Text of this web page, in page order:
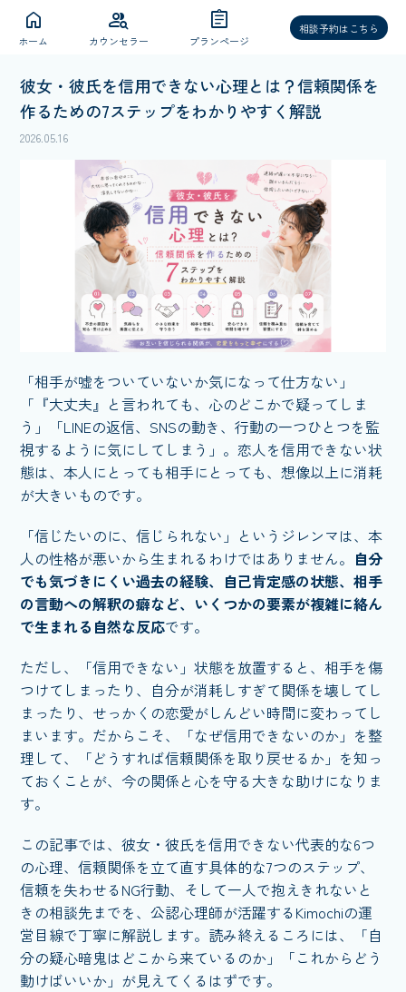
home
ホーム
group_search
カウンセラー
assignment
プランページ
相談予約はこちら
彼女・彼氏を信用できない心理とは？信頼関係を
作るための7ステップをわかりやすく解説
2026.05.16
「相手が嘘をついていないか気になって仕方ない」
「『大丈夫』と言われても、心のどこかで疑ってしま
う」「LINEの返信、SNSの動き、行動の一つひとつを監
視するように気にしてしまう」。恋人を信用できない状
態は、本人にとっても相手にとっても、想像以上に消耗
が大きいものです。
「信じたいのに、信じられない」というジレンマは、本
人の性格が悪いから生まれるわけではありません。 自分
でも気づきにくい過去の経験、自己肯定感の状態、相手
の言動への解釈の癖など、いくつかの要素が複雑に絡ん
で生まれる自然な反応です。
ただし、「信用できない」状態を放置すると、相手を傷
つけてしまったり、自分が消耗しすぎて関係を壊してし
まったり、せっかくの恋愛がしんどい時間に変わってし
まいます。だからこそ、「なぜ信用できないのか」を整
理して、「どうすれば信頼関係を取り戻せるか」を知っ
ておくことが、今の関係と心を守る大きな助けになりま
す。
この記事では、彼女・彼氏を信用できない代表的な6つ
の心理、信頼関係を立て直す具体的な7つのステップ、
信頼を失わせるNG行動、そして一人で抱えきれないと
きの相談先までを、公認心理師が活躍するKimochiの運
営目線で丁寧に解説します。読み終えるころには、「自
分の疑心暗鬼はどこから来ているのか」「これからどう
動けばいいか」が見えてくるはずです。